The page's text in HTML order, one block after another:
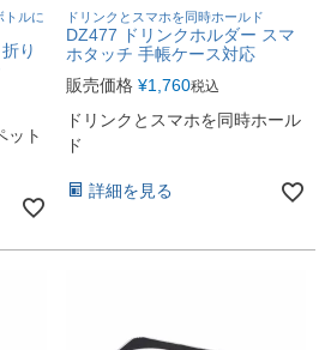
トルに
り
ット
ドリンクとスマホを同時ホールド
DZ477 ドリンクホルダー スマ
ホタッチ 手帳ケース対応
販売価格 ¥1,760税込
ドリンクとスマホを同時ホール
ド
詳細を見る